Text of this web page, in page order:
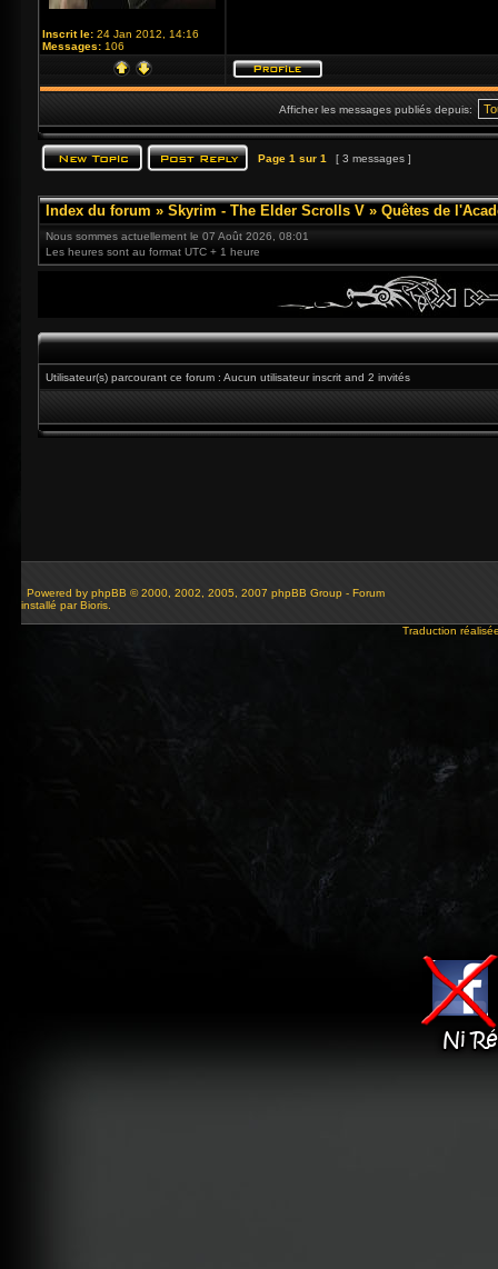
Inscrit le: 24 Jan 2012, 14:16
Messages: 106
Afficher les messages publiés depuis:
Page 1 sur 1 [ 3 messages ]
Index du forum » Skyrim - The Elder Scrolls V » Quêtes de
Nous sommes actuellement le 07 Août 2026, 08:01
Les heures sont au format UTC + 1 heure
Utilisateur(s) parcourant ce forum : Aucun utilisateur inscrit and 2 invités
Powered by phpBB © 2000, 2002, 2005, 2007 phpBB Group - Forum
installé par Bioris.
Traduction